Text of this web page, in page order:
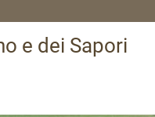
e dei Sapori